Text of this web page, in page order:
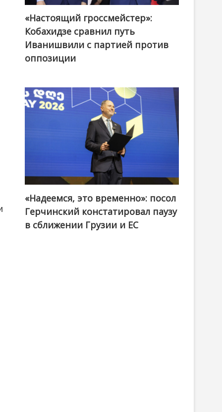
@ქართული ოცნება / Georgian Dream
«Настоящий гроссмейстер»:
Кобахидзе сравнил путь
Иванишвили с партией против
оппозиции
«Надеемся, это временно»: посол
Герчинский констатировал паузу
в сближении Грузии и ЕС